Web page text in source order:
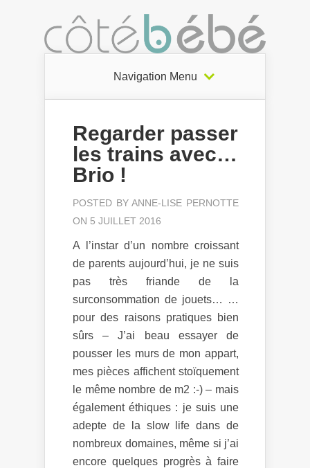
Navigation Menu
Regarder passer
les trains avec…
Brio !
POSTED BYANNE-LISE PERNOTTE
ON 5 JUILLET 2016
A l’instar d’un nombre croissant
de parents aujourd’hui, je ne suis
pas très friande de la
surconsommation de jouets… …
pour des raisons pratiques bien
sûrs – J’ai beau essayer de
pousser les murs de mon appart,
mes pièces affichent stoïquement
le même nombre de m2 :-) – mais
également éthiques : je suis une
adepte de la slow life dans de
nombreux domaines, même si j’ai
encore quelques progrès à faire